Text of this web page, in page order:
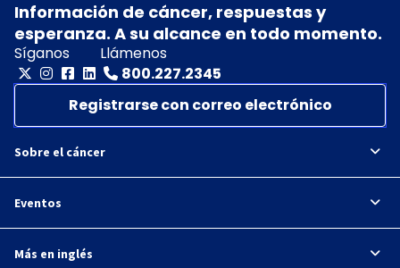
Información de cáncer, respuestas y
esperanza. A su alcance en todo momento.
Síganos
Llámenos
800.227.2345
Registrarse con correo electrónico
Sobre el cáncer
Eventos
Más en inglés